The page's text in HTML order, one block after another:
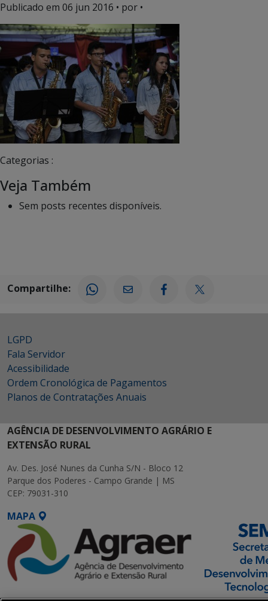
Publicado em 06 jun 2016 • por •
Categorias :
Veja Também
Sem posts recentes disponíveis.
Compartilhe:
LGPD
Fala Servidor
Acessibilidade
Ordem Cronológica de Pagamentos
Planos de Contratações Anuais
AGÊNCIA DE DESENVOLVIMENTO AGRÁRIO E
EXTENSÃO RURAL
Av. Des. José Nunes da Cunha S/N - Bloco 12
Parque dos Poderes - Campo Grande | MS
CEP: 79031-310
MAPA